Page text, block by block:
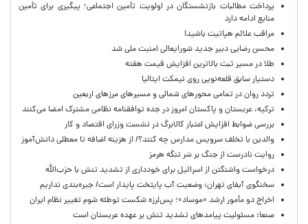
پرداخت مطالبات بازنشستگان در اولویت تأمین اجتماعی؛ پیگیری برای تأمین
منابع ادامه دارد
مراقب علائم هپاتیت باشید!
محسن رضایی دبیر جدید شورایعالی امنیت ملی شد
طلا در مسیر ثبت بالاترین افزایش قیمت هفته
دستیار سابق قلعه‌نویی روی نیمکت ایتالیا
تردد روان در تمامی محورهای شمالی و مسیرهای مرزهای اربعین
ترکیه، عربستان و پاکستان امروز در جده توافقنامه نظامی مشترک امضا می‌کنند
بررسی ضوابط افزایش اعتبار کالابرگ در نشست وزرای اقتصاد و کار
والدین با تخلف سرویس مدارس چه کنند؟/ از هزینه اضافه تا معطلی دانش‌آموز
روایت نادرست از جنگ بر سَر تنگه هرمز
درخواست واشنگتن از اسرائیل برای خودداری از تشدید تنش با حزب‌الله
سخنگوی آبفای تهران: وضعیت آب پایتخت پایدار است/ جیره‌بندی نداریم
اخراج دو مأمور ارشد «موساد»؛ پس‌لرزه شکست توطئه شوم تغییر نظام ایران
صنعا: مسئولیت پیامدهای تشدید تنش بر عهده عربستان است